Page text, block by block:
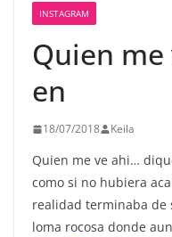
INSTAGRAM
Quien
en
18/07/2018 Keila
Quien me ve ahi…
como si no hubiera
realidad terminaba de
loma rocosa donde